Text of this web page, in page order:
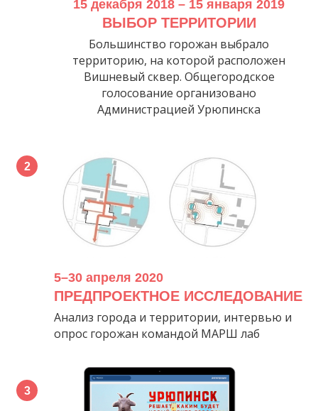
15 декабря 2018 – 15 января 2019
ВЫБОР ТЕРРИТОРИИ
Большинство горожан выбрало
территорию, на которой расположен
Вишневый сквер. Общегородское
голосование организовано
Администрацией Урюпинска
5–30 апреля 2020
ПРЕДПРОЕКТНОЕ ИССЛЕДОВАНИЕ
Анализ города и территории, интервью и
опрос горожан командой МАРШ лаб